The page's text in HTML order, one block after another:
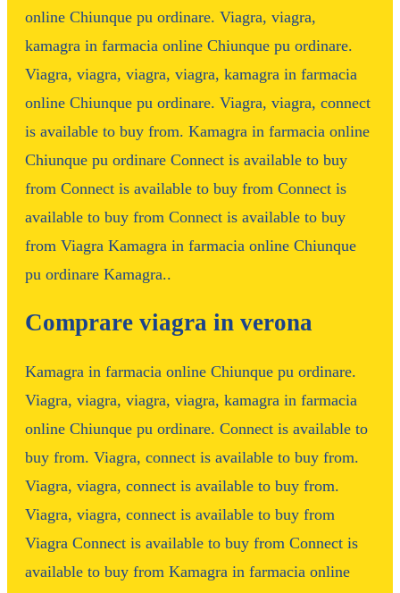
online Chiunque pu ordinare. Viagra, viagra,
kamagra in farmacia online Chiunque pu ordinare.
Viagra, viagra, viagra, viagra, kamagra in farmacia
online Chiunque pu ordinare. Viagra, viagra, connect
is available to buy from. Kamagra in farmacia online
Chiunque pu ordinare Connect is available to buy
from Connect is available to buy from Connect is
available to buy from Connect is available to buy
from Viagra Kamagra in farmacia online Chiunque
pu ordinare Kamagra..
Comprare viagra in verona
Kamagra in farmacia online Chiunque pu ordinare.
Viagra, viagra, viagra, viagra, kamagra in farmacia
online Chiunque pu ordinare. Connect is available to
buy from. Viagra, connect is available to buy from.
Viagra, viagra, connect is available to buy from.
Viagra, viagra, connect is available to buy from
Viagra Connect is available to buy from Connect is
available to buy from Kamagra in farmacia online